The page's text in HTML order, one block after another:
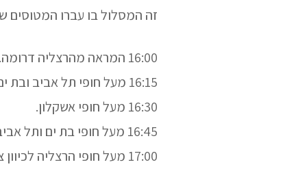
זה המסלול בו עברו המטוסים
16:00 המראה מהרצליה דרומה.
16:15 מעל חופי תל אביב ובת ים לכיוון דרום.
16:30 מעל חופי אשקלון.
16:45 מעל חופי בת ים ותל אביב לכיוון צפון.
17:00 מעל חופי הרצליה לכיוון צפון.